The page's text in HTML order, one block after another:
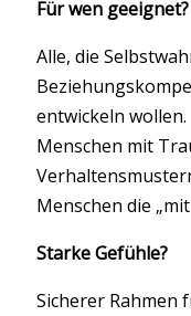
Für wen geeignet?
Alle, die
entwickeln wollen.
Menschen mit
Menschen die
Starke Gefühle?
Sicherer Rahmen